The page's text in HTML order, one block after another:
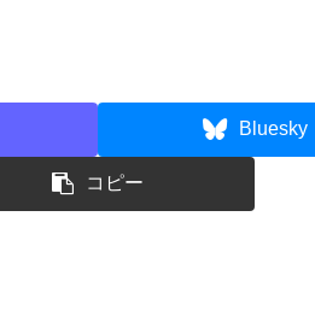
Bluesky
コピー